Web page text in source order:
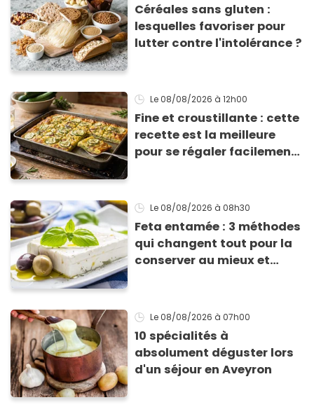
Céréales sans gluten :
lesquelles favoriser pour
lutter contre l'intolérance ?
Le 08/08/2026 à 12h00
Fine et croustillante : cette
recette est la meilleure
pour se régaler facilement
Le 08/08/2026 à 08h30
Feta entamée : 3 méthodes
qui changent tout pour la
conserver au mieux et
Le 08/08/2026 à 07h00
10 spécialités à
absolument déguster lors
d'un séjour en Aveyron